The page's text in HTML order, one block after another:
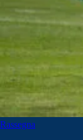
Rassegna